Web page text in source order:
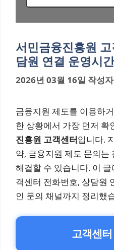
서민금융진흥원
담원 연결 운영시간
2026년 03월 16일 작성
금융지원 제도를 이용하
한 상황에서 가장 먼저 확
진흥원 고객센터입니다.
약, 금융지원 제도 문의는
해결할 수 있습니다. 이
객센터 전화번호, 상담원
인 문의 채널까지 정리했
고객센